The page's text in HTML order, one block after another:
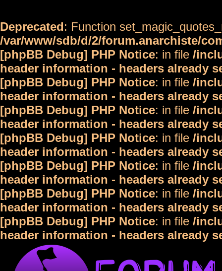
Deprecated: Function
/var/www/sdb/d/2/forum.anarchiste/
[phpBB Debug] PHP Notice: in file /
header information - headers already
[phpBB Debug] PHP Notice: in file /
header information - headers already
[phpBB Debug] PHP Notice: in file /
header information - headers already
[phpBB Debug] PHP Notice: in file /
header information - headers already
[phpBB Debug] PHP Notice: in file /
header information - headers already
[phpBB Debug] PHP Notice: in file /
header information - headers already
[phpBB Debug] PHP Notice: in file /
header information - headers already